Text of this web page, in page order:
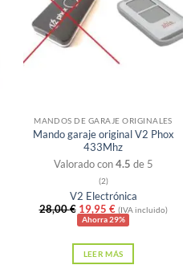
MANDOS DE GARAJE ORIGINALES
Mando garaje original V2 Phox
433Mhz
Valorado con4.5 de 5
(2)
V2 Electrónica
28,00€ El
precio
era:
28,00 €.
19,95 €El
precio
es:
19,95 €.
(IVA incluido)
Ahorra 29%
LEER MÁS